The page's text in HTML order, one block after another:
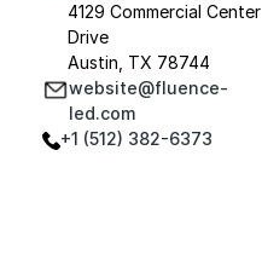
4129 Commercial Center
Drive
Austin, TX 78744
website@fluence-
led.com
+1 (512) 382-6373